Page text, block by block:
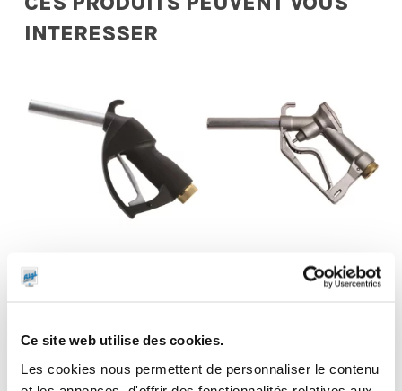
Ce site web utilise des cookies.
Les cookies nous permettent de personnaliser le contenu
INTERESSER
l/min
Pistolet manuel